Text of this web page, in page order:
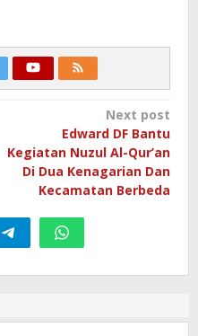
Next post
Edward DF Bantu
Kegiatan Nuzul Al-Qur’an
Di Dua Kenagarian Dan
Kecamatan Berbeda